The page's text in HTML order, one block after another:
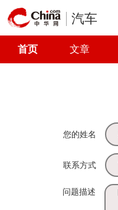
汽车
首页 文章
您的姓名
联系方式
问题描述